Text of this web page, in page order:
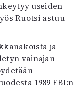
useiden
Ruotsi astuu
ja
vainajan
1989 FBI:n